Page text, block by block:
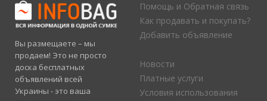
Вы размещаете – мы
продаем! Это не просто
доска бесплатных
объявлений всей
Украины - это ваша
Помощь и Обратная связь
Как продавать и покупать?
Добавить объявление
Новости
Платные услуги
Условия использования